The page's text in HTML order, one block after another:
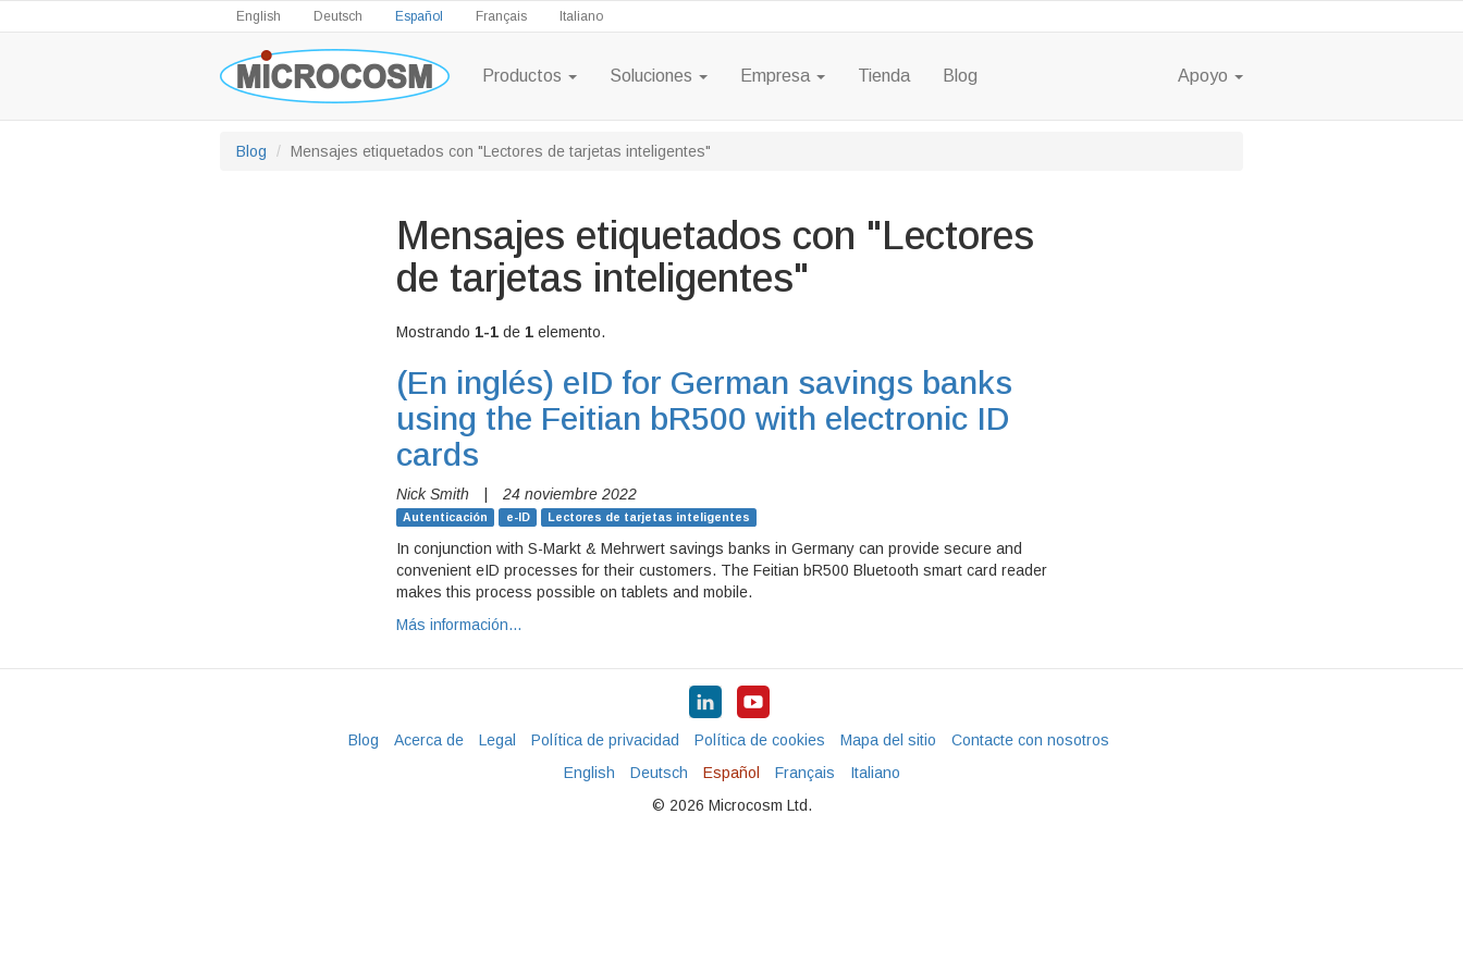
English Deutsch Español Français Italiano
Productos Soluciones Empresa Tienda Blog Apoyo
Blog Mensajes etiquetados con "Lectores de tarjetas inteligentes"
Mensajes etiquetados con "Lectores
de tarjetas inteligentes"
Mostrando 1-1de 1elemento.
(En inglés) eID for German savings banks
using the Feitian bR500 with electronic ID
cards
Nick Smith 24 noviembre 2022
Autenticación e-ID Lectores de tarjetas inteligentes
In conjunction with S-Markt & Mehrwert savings banks in Germany can provide secure and
convenient eID processes for their customers. The Feitian bR500 Bluetooth smart card reader
makes this process possible on tablets and mobile.
Más información…
Blog Acerca de Legal Política de privacidad Política de cookies Mapa del sitio
Contacte con nosotros
English
Deutsch Español Français
Italiano
© 2026 Microcosm Ltd.